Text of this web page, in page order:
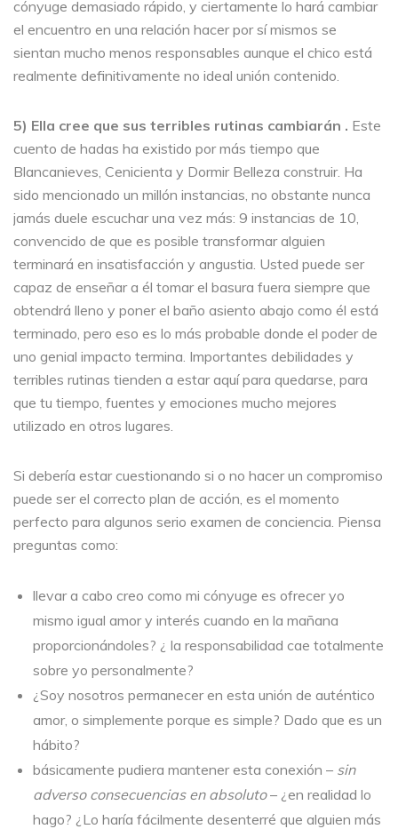
cónyuge demasiado rápido, y ciertamente lo hará cambiar
el encuentro en una relación hacer por sí mismos se
sientan mucho menos responsables aunque el chico está
realmente definitivamente no ideal unión contenido.
5) Ella cree que sus terribles rutinas cambiarán . Este
cuento de hadas ha existido por más tiempo que
Blancanieves, Cenicienta y Dormir Belleza construir. Ha
sido mencionado un millón instancias, no obstante nunca
jamás duele escuchar una vez más: 9 instancias de 10,
convencido de que es posible transformar alguien
terminará en insatisfacción y angustia. Usted puede ser
capaz de enseñar a él tomar el basura fuera siempre que
obtendrá lleno y poner el baño asiento abajo como él está
terminado, pero eso es lo más probable donde el poder de
uno genial impacto termina. Importantes debilidades y
terribles rutinas tienden a estar aquí para quedarse, para
que tu tiempo, fuentes y emociones mucho mejores
utilizado en otros lugares.
Si debería estar cuestionando si o no hacer un compromiso
puede ser el correcto plan de acción, es el momento
perfecto para algunos serio examen de conciencia. Piensa
preguntas como:
llevar a cabo creo como mi cónyuge es ofrecer yo
mismo igual amor y interés cuando en la mañana
proporcionándoles? ¿ la responsabilidad cae totalmente
sobre yo personalmente?
¿Soy nosotros permanecer en esta unión de auténtico
amor, o simplemente porque es simple? Dado que es un
hábito?
básicamente pudiera mantener esta conexión – sin
adverso consecuencias en absoluto– ¿en realidad lo
hago? ¿Lo haría fácilmente desenterré que alguien más